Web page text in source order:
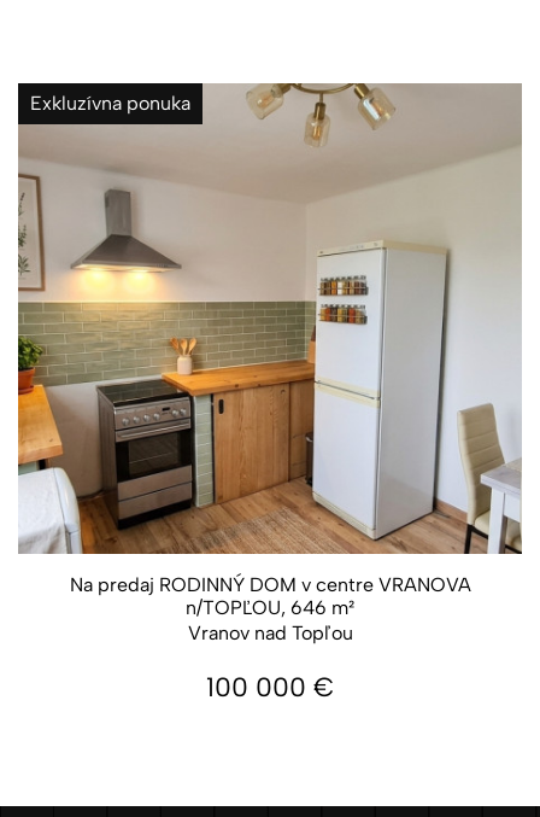
Exkluzívna ponuka
Na predaj RODINNÝ DOM v centre VRANOVA
n/TOPĽOU, 646 m²
Vranov nad Topľou
100 000 €